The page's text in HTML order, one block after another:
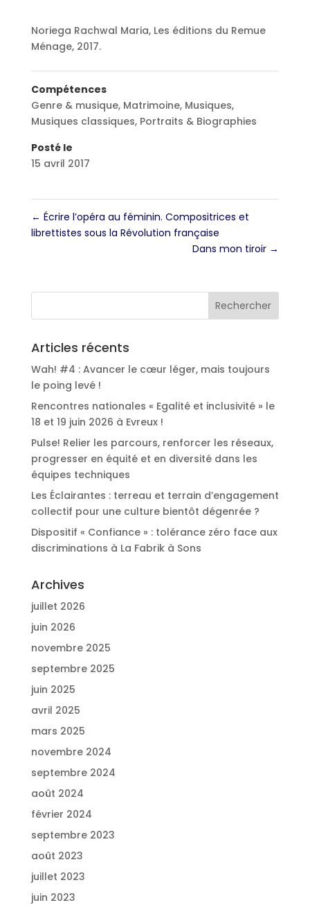
Noriega Rachwal Maria, Les éditions du Remue
Ménage, 2017.
Compétences
Genre & musique, Matrimoine, Musiques,
Musiques classiques, Portraits & Biographies
Posté le
15 avril 2017
← Écrire l’opéra au féminin. Compositrices et
librettistes sous la Révolution française
Dans mon tiroir →
Articles récents
Wah! #4 : Avancer le cœur léger, mais toujours
le poing levé !
Rencontres nationales « Egalité et inclusivité » le
18 et 19 juin 2026 à Evreux !
Pulse! Relier les parcours, renforcer les réseaux,
progresser en équité et en diversité dans les
équipes techniques
Les Éclairantes : terreau et terrain d’engagement
collectif pour une culture bientôt dégenrée ?
Dispositif « Confiance » : tolérance zéro face aux
discriminations à La Fabrik à Sons
Archives
juillet 2026
juin 2026
novembre 2025
septembre 2025
juin 2025
avril 2025
mars 2025
novembre 2024
septembre 2024
août 2024
février 2024
septembre 2023
août 2023
juillet 2023
juin 2023